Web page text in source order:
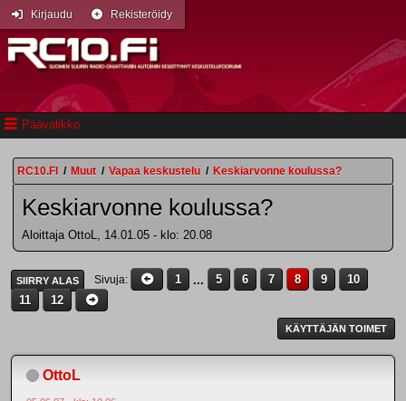
Päävalikko
Kirjaudu Rekisteröidy
RC10.FI / Muut / Vapaa keskustelu / Keskiarvonne koulussa?
Keskiarvonne koulussa?
Aloittaja OttoL, 14.01.05 - klo: 20.08
SIIRRY ALAS Sivuja 1 ... 5 6 7 8 9
10
11
12
KÄYTTÄJÄN TOIMET
OttoL